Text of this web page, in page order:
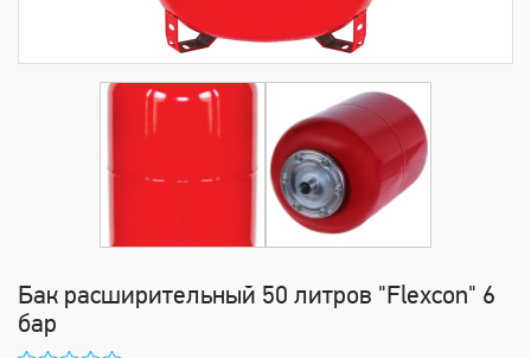
Бак расширительный 50 литров "Flexcon" 6
бар